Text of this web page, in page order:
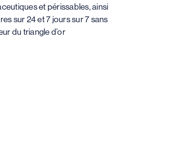
et périssables, ainsi
sur 24 et 7 jours sur 7 sans
du triangle d’or